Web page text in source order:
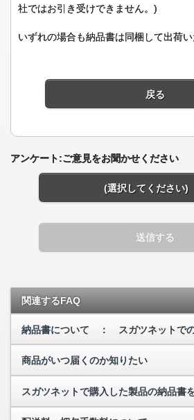
社ではお引き受けできません。)
いずれの場合も納品書は同梱して出荷い
戻る
アンケート:ご意見をお聞かせください
(選択してください)
送信する
関連するFAQ
納品書について ： スガツネットで
商品がいつ届くのか知りたい
スガツネットで購入した製品の納品書